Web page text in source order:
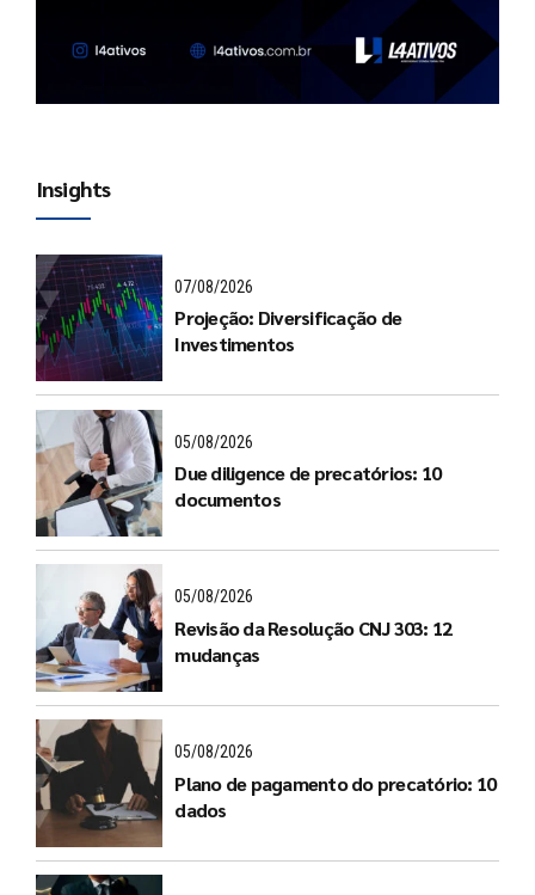
Insights
07/08/2026
Projeção: Diversificação de
Investimentos
05/08/2026
Due diligence de precatórios: 10
documentos
05/08/2026
Revisão da Resolução CNJ 303: 12
mudanças
05/08/2026
Plano de pagamento do precatório: 10
dados